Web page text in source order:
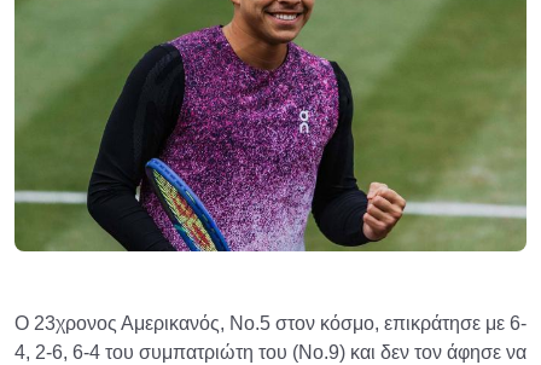
Ο 23χρονος Αμερικανός, Νο.5 στον κόσμο, επικράτησε με 6-
4, 2-6, 6-4 του συμπατριώτη του (Νο.9) και δεν τον άφησε να